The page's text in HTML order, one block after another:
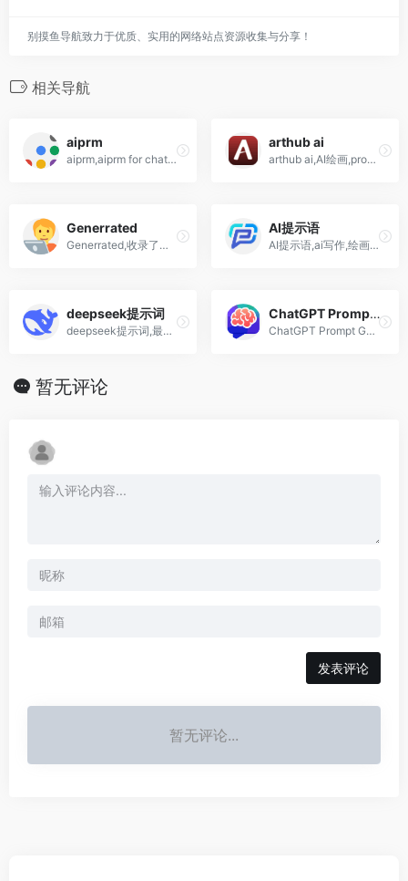
别摸鱼导航致力于优质、实用的网络站点资源收集与分享！
相关导航
aiprm
aiprm,aiprm for chatgpt插件,prompt提示词语网站
arthub ai
arthub ai,AI绘画,prompt提示词,生成艺术图片共享社区平台
Generrated
Generrated,收录了大量DALL.E 2关键词指令的网站
AI提示语
AI提示语,ai写作,绘画,应用搭建,运行和推广的基础平台
deepseek提示词
deepseek提示词,最全r1,v3官方提示词合集,13个核心应用场景,30个高级指令
ChatGPT Prompt Genius
ChatGPT Prompt Genius,免费开源的ChatGPT Prompt浏览器插件
暂无评论
发表评论
暂无评论...